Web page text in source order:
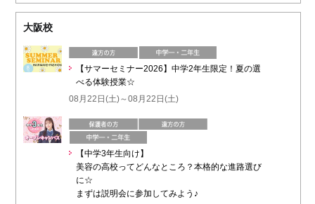
大阪校
【サマーセミナー2026】中学2年生限定！夏の選
べる体験授業☆
08月22日(土)～08月22日(土)
【中学3年生向け】
美容の高校ってどんなところ？本格的な進路選び
に☆
まずは説明会に参加してみよう♪